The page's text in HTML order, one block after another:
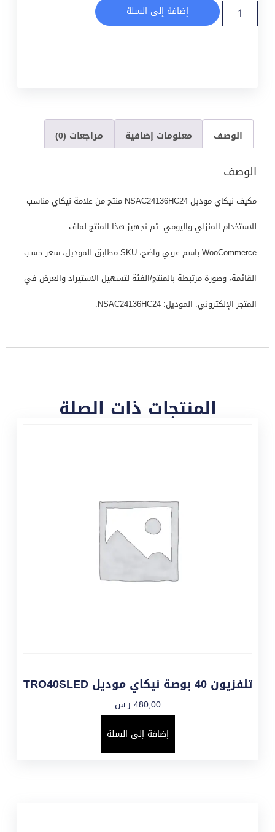
إضافة إلى السلة
الوصف معلومات إضافية مراجعات (0)
الوصف
مكيف نيكاي موديل NSAC24136HC24 منتج من علامة نيكاي مناسب
للاستخدام المنزلي واليومي. تم تجهيز هذا المنتج لملف
WooCommerce باسم عربي واضح، SKU مطابق للموديل، سعر حسب
القائمة، وصورة مرتبطة بالمنتج/الفئة لتسهيل الاستيراد والعرض في
المتجر الإلكتروني. الموديل: NSAC24136HC24.
المنتجات ذات الصلة
تلفزيون 40 بوصة نيكاي موديل TRO40SLED
480,00 ر.س
إضافة إلى السلة